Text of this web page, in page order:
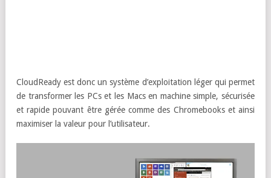
CloudReady est donc un système d’exploitation léger qui permet
de transformer les PCs et les Macs en machine simple, sécurisée
et rapide pouvant être gérée comme des Chromebooks et ainsi
maximiser la valeur pour l’utilisateur.